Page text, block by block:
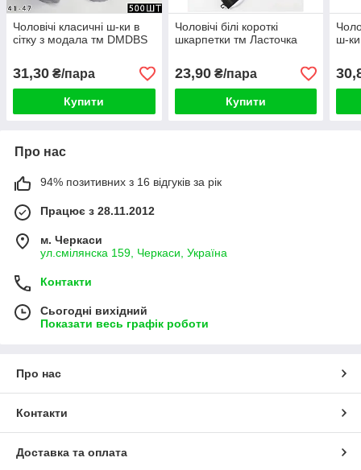
Чоловічі класичні ш-ки в
сітку з модала тм DMDBS
31,30 ₴/пара
Купити
Чоловічі білі короткі
шкарпетки тм Ласточка
23,90₴/пара
Купити
ш-ки
Про нас
94% позитивних з 16 відгуків за рік
Працює з 28.11.2012
м. Черкаси
ул.смілянска 159, Черкаси, Україна
Контакти
Сьогодні вихідний
Показати весь графік роботи
Про нас
Контакти
Доставка та оплата